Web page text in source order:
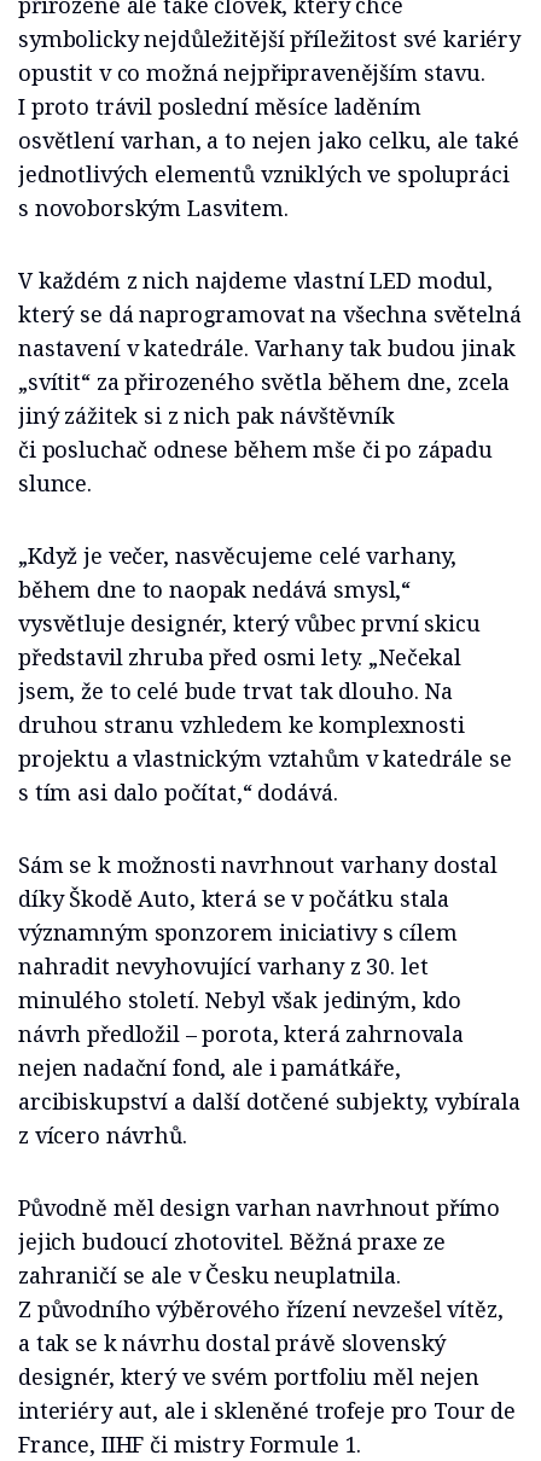
symbolicky nejdůležitější příležitost své kariéry
opustit v co možná nejpřipravenějším stavu.
I proto trávil poslední měsíce laděním
osvětlení varhan, a to nejen jako celku, ale také
jednotlivých elementů vzniklých ve spolupráci
s novoborským Lasvitem.
V každém z nich najdeme vlastní LED modul,
který se dá naprogramovat na všechna světelná
nastavení v katedrále. Varhany tak budou jinak
„svítit“ za přirozeného světla během dne, zcela
jiný zážitek si z nich pak návštěvník
či posluchač odnese během mše či po západu
slunce.
„Když je večer, nasvěcujeme celé varhany,
během dne to naopak nedává smysl,“
vysvětluje designér, který vůbec první skicu
představil zhruba před osmi lety. „Nečekal
jsem, že to celé bude trvat tak dlouho. Na
druhou stranu vzhledem ke komplexnosti
projektu a vlastnickým vztahům v katedrále se
s tím asi dalo počítat,“ dodává.
Sám se k možnosti navrhnout varhany dostal
díky Škodě Auto, která se v počátku stala
významným sponzorem iniciativy s cílem
nahradit nevyhovující varhany z 30. let
minulého století. Nebyl však jediným, kdo
návrh předložil – porota, která zahrnovala
nejen nadační fond, ale i památkáře,
arcibiskupství a další dotčené subjekty, vybírala
z vícero návrhů.
Původně měl design varhan navrhnout přímo
jejich budoucí zhotovitel. Běžná praxe ze
zahraničí se ale v Česku neuplatnila.
Z původního výběrového řízení nevzešel vítěz,
a tak se k návrhu dostal právě slovenský
designér, který ve svém portfoliu měl nejen
interiéry aut, ale i skleněné trofeje pro Tour de
France, IIHF či mistry Formule 1.